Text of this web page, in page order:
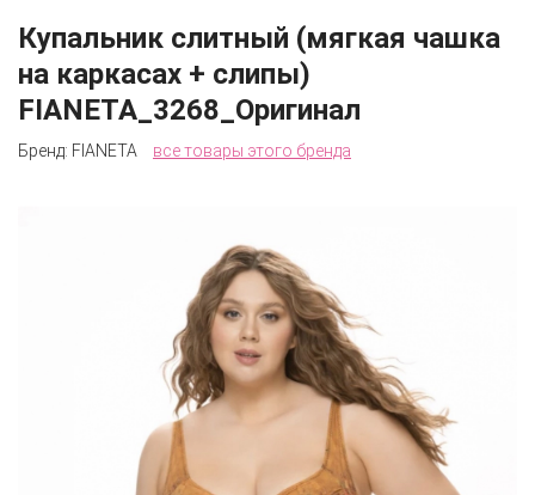
Купальник слитный (мягкая чашка
на каркасах + слипы)
FIANETA_3268_Оригинал
Бренд: FIANETA все товары этого бренда